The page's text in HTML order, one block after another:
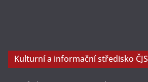
Kulturní a informační středisko ČJS